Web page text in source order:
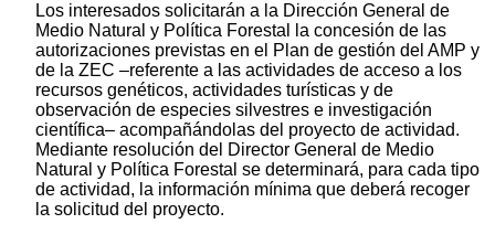
Los interesados solicitarán a la Dirección General de
Medio Natural y Política Forestal la concesión de las
autorizaciones previstas en el Plan de gestión del AMP y
de la ZEC –referente a las actividades de acceso a los
recursos genéticos, actividades turísticas y de
observación de especies silvestres e investigación
científica– acompañándolas del proyecto de actividad.
Mediante resolución del Director General de Medio
Natural y Política Forestal se determinará, para cada tipo
de actividad, la información mínima que deberá recoger
la solicitud del proyecto.